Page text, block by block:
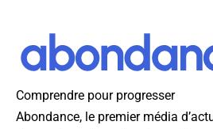
Comprendre pour progresser
Abondance, le premier média